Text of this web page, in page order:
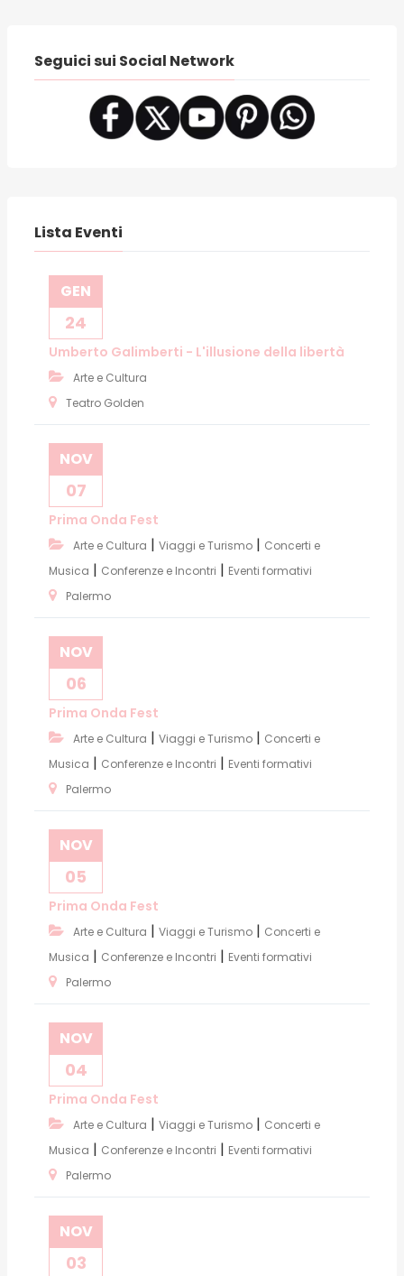
Seguici sui Social Network
Lista Eventi
GEN
24
Umberto Galimberti - L'illusione della libertà
Arte e Cultura
Teatro Golden
NOV
07
Prima Onda Fest
Arte e Cultura | Viaggi e Turismo | Concerti e
Musica | Conferenze e Incontri | Eventi formativi
Palermo
NOV
06
Prima Onda Fest
Arte e Cultura | Viaggi e Turismo | Concerti e
Musica | Conferenze e Incontri | Eventi formativi
Palermo
NOV
05
Prima Onda Fest
Arte e Cultura | Viaggi e Turismo | Concerti e
Musica | Conferenze e Incontri | Eventi formativi
Palermo
NOV
04
Prima Onda Fest
Arte e Cultura | Viaggi e Turismo | Concerti e
Musica | Conferenze e Incontri | Eventi formativi
Palermo
NOV
03